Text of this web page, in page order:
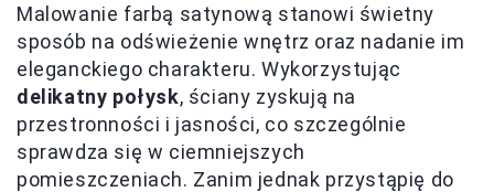
Malowanie farbą satynową stanowi świetny
sposób na odświeżenie wnętrz oraz nadanie im
eleganckiego charakteru. Wykorzystując
delikatny połysk, ściany zyskują na
przestronności i jasności, co szczególnie
sprawdza się w ciemniejszych
pomieszczeniach. Zanim jednak przystąpię do